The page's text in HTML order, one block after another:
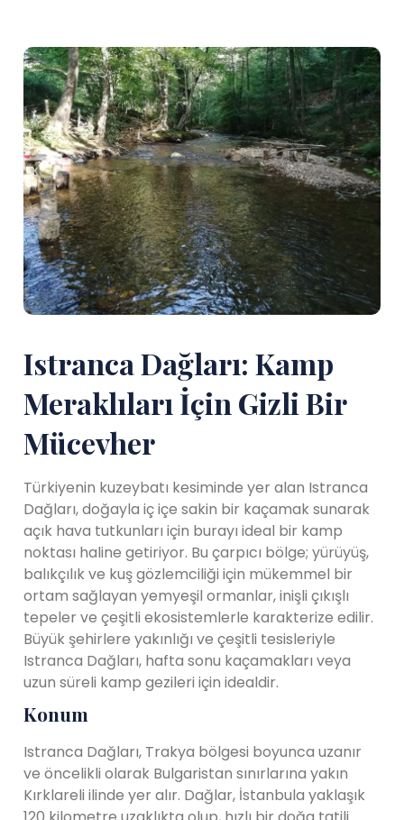
Istranca Dağları: Kamp
Meraklıları İçin Gizli Bir
Mücevher
Türkiyenin kuzeybatı kesiminde yer alan Istranca
Dağları, doğayla iç içe sakin bir kaçamak sunarak
açık hava tutkunları için burayı ideal bir kamp
noktası haline getiriyor. Bu çarpıcı bölge; yürüyüş,
balıkçılık ve kuş gözlemciliği için mükemmel bir
ortam sağlayan yemyeşil ormanlar, inişli çıkışlı
tepeler ve çeşitli ekosistemlerle karakterize edilir.
Büyük şehirlere yakınlığı ve çeşitli tesisleriyle
Istranca Dağları, hafta sonu kaçamakları veya
uzun süreli kamp gezileri için idealdir.
Konum
Istranca Dağları, Trakya bölgesi boyunca uzanır
ve öncelikli olarak Bulgaristan sınırlarına yakın
Kırklareli ilinde yer alır. Dağlar, İstanbula yaklaşık